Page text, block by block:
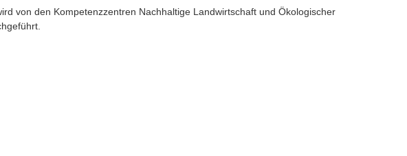
von den Kompetenzzentren Nachhaltige Landwirtschaft und Ökologischer